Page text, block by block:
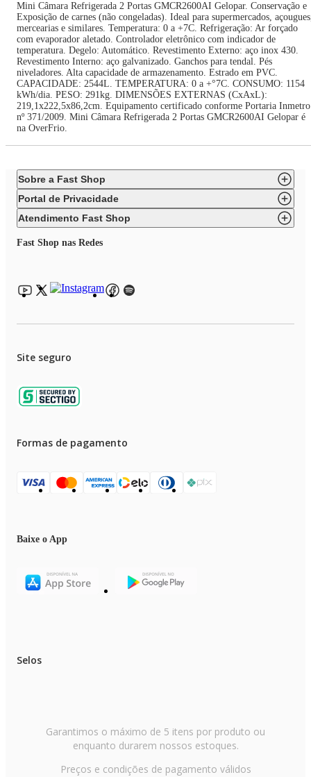
Mini Câmara Refrigerada 2 Portas GMCR2600AI Gelopar. Conservação e
Exposição de carnes (não congeladas). Ideal para supermercados,
mercearias e similares. Temperatura: 0 a +7C. Refrigeração: Ar forçado
com evaporador aletado. Controlador eletrônico com indicador de
temperatura. Degelo: Automático. Revestimento Externo: aço inox 430.
Revestimento Interno: aço galvanizado. Ganchos para tendal. Pés
niveladores. Alta capacidade de armazenamento. Estrado em PVC.
CAPACIDADE: 2544L. TEMPERATURA: 0 a +°7C. CONSUMO: 1154
kWh/dia. PESO: 291kg. DIMENSÕES EXTERNAS (CxAxL):
219,1x222,5x86,2cm. Equipamento certificado conforme Portaria Inmetro
nº 371/2009. Mini Câmara Refrigerada 2 Portas GMCR2600AI Gelopar é
na OverFrio.
Sobre a Fast Shop
Portal de Privacidade
Atendimento Fast Shop
Fast Shop nas Redes
Site seguro
Formas de pagamento
Baixe o App
Selos
Garantimos o máximo de 5 itens por produto ou
enquanto durarem nossos estoques.
Preços e condições de pagamento válidos